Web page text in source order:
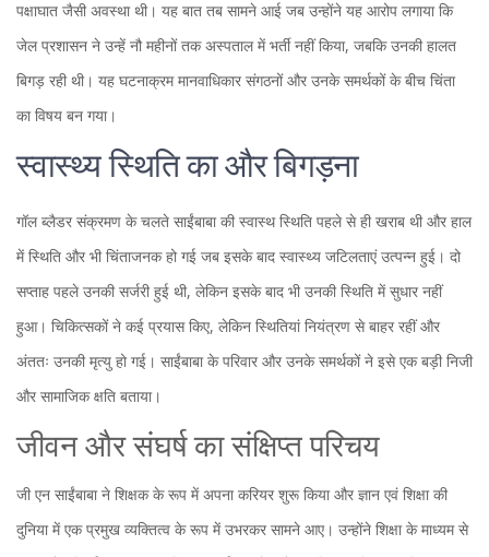
पक्षाघात जैसी अवस्था थी। यह बात तब सामने आई जब उन्होंने यह आरोप लगाया कि
जेल प्रशासन ने उन्हें नौ महीनों तक अस्पताल में भर्ती नहीं किया, जबकि उनकी हालत
बिगड़ रही थी। यह घटनाक्रम मानवाधिकार संगठनों और उनके समर्थकों के बीच चिंता
का विषय बन गया।
स्वास्थ्य स्थिति का और बिगड़ना
गॉल ब्लैडर संक्रमण के चलते साईंबाबा की स्वास्थ स्थिति पहले से ही खराब थी और हाल
में स्थिति और भी चिंताजनक हो गई जब इसके बाद स्वास्थ्य जटिलताएं उत्पन्न हुई। दो
सप्ताह पहले उनकी सर्जरी हुई थी, लेकिन इसके बाद भी उनकी स्थिति में सुधार नहीं
हुआ। चिकित्सकों ने कई प्रयास किए, लेकिन स्थितियां नियंत्रण से बाहर रहीं और
अंततः उनकी मृत्यु हो गई। साईंबाबा के परिवार और उनके समर्थकों ने इसे एक बड़ी निजी
और सामाजिक क्षति बताया।
जीवन और संघर्ष का संक्षिप्त परिचय
जी एन साईंबाबा ने शिक्षक के रूप में अपना करियर शुरू किया और ज्ञान एवं शिक्षा की
दुनिया में एक प्रमुख व्यक्तित्व के रूप में उभरकर सामने आए। उन्होंने शिक्षा के माध्यम से